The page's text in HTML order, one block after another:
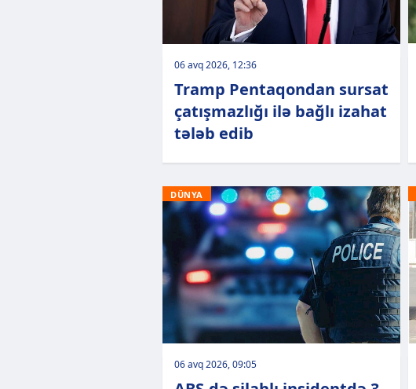
06 avq 2026, 12:36
Tramp Pentaqondan sursat
çatışmazlığı ilə bağlı izahat
tələb edib
DÜNYA
06 avq 2026, 09:05